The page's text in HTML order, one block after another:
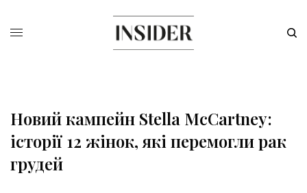
Новий кампейн Stella McCartney:
історії 12 жінок, які перемогли рак
грудей